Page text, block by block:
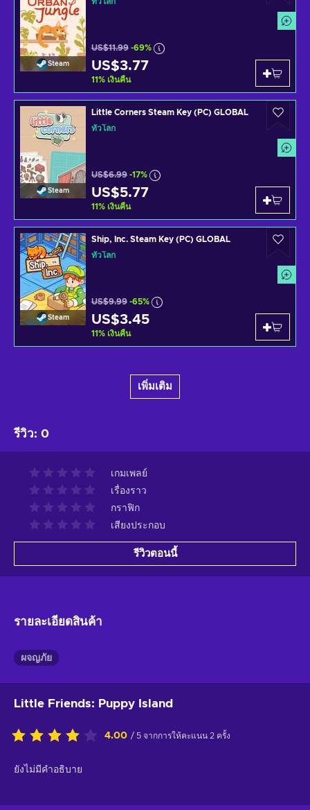
Steam
US$11.99 -69%
US$3.77
11% เงินคืน
Steam
Little Corners Steam Key (PC) GLOBAL
ทั่วโลก
US$6.99 -17%
US$5.77
11% เงินคืน
Steam
Ship, Inc. Steam Key (PC) GLOBAL
ทั่วโลก
US$9.99 -65%
US$3.45
11% เงินคืน
เพิ่มเติม
รีวิว: 0
เกมเพลย์
เรื่องราว
กราฟิก
เสียงประกอบ
รีวิวตอนนี้
รายละเอียดสินค้า
ผจญภัย
Little Friends: Puppy Island
4.00 / 5 จากการให้คะแนน 2 ครั้ง
ยังไม่มีคำอธิบาย